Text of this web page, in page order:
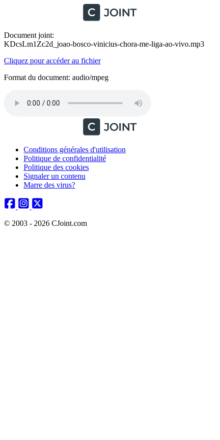
Document joint:
KDcsLm1Zc2d_joao-bosco-vinicius-chora-me-liga-ao-vivo.mp3
Cliquez pour accéder au fichier
Format du document: audio/mpeg
Conditions générales d'utilisation
Politique de confidentialité
Politique des cookies
Signaler un contenu
Marre des virus?
© 2003 - 2026 CJoint.com